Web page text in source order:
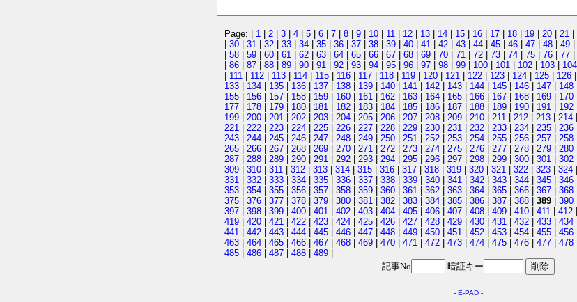
Page: | 1 | 2 | 3 | 4 | 5 | 6 | 7 | 8 | 9 | 10 | 11 | 12 | 13 | 14 | 15 | 16 | 17 | 18 | 19 | 20 | 21 |
| 30 | 31 | 32 | 33 | 34 | 35 | 36 | 37 | 38 | 39 | 40 | 41 | 42 | 43 | 44 | 45 | 46 | 47 | 48 | 49 |
| 58 | 59 | 60 | 61 | 62 | 63 | 64 | 65 | 66 | 67 | 68 | 69 | 70 | 71 | 72 | 73 | 74 | 75 | 76 | 77 |
| 86 | 87 | 88 | 89 | 90 | 91 | 92 | 93 | 94 | 95 | 96 | 97 | 98 | 99 | 100 | 101 | 102 | 103 | 104
| 111 | 112 | 113 | 114 | 115 | 116 | 117 | 118 | 119 | 120 | 121 | 122 | 123 | 124 | 125 | 126 |
133 | 134 | 135 | 136 | 137 | 138 | 139 | 140 | 141 | 142 | 143 | 144 | 145 | 146 | 147 | 148
155 | 156 | 157 | 158 | 159 | 160 | 161 | 162 | 163 | 164 | 165 | 166 | 167 | 168 | 169 | 170
177 | 178 | 179 | 180 | 181 | 182 | 183 | 184 | 185 | 186 | 187 | 188 | 189 | 190 | 191 | 192
199 | 200 | 201 | 202 | 203 | 204 | 205 | 206 | 207 | 208 | 209 | 210 | 211 | 212 | 213 | 214 |
221 | 222 | 223 | 224 | 225 | 226 | 227 | 228 | 229 | 230 | 231 | 232 | 233 | 234 | 235 | 236
243 | 244 | 245 | 246 | 247 | 248 | 249 | 250 | 251 | 252 | 253 | 254 | 255 | 256 | 257 | 258
265 | 266 | 267 | 268 | 269 | 270 | 271 | 272 | 273 | 274 | 275 | 276 | 277 | 278 | 279 | 280
287 | 288 | 289 | 290 | 291 | 292 | 293 | 294 | 295 | 296 | 297 | 298 | 299 | 300 | 301 | 302
309 | 310 | 311 | 312 | 313 | 314 | 315 | 316 | 317 | 318 | 319 | 320 | 321 | 322 | 323 | 324 |
331 | 332 | 333 | 334 | 335 | 336 | 337 | 338 | 339 | 340 | 341 | 342 | 343 | 344 | 345 | 346
353 | 354 | 355 | 356 | 357 | 358 | 359 | 360 | 361 | 362 | 363 | 364 | 365 | 366 | 367 | 368
375 | 376 | 377 | 378 | 379 | 380 | 381 | 382 | 383 | 384 | 385 | 386 | 387 | 388 | 389 | 390
397 | 398 | 399 | 400 | 401 | 402 | 403 | 404 | 405 | 406 | 407 | 408 | 409 | 410 | 411 | 412 |
419 | 420 | 421 | 422 | 423 | 424 | 425 | 426 | 427 | 428 | 429 | 430 | 431 | 432 | 433 | 434
441 | 442 | 443 | 444 | 445 | 446 | 447 | 448 | 449 | 450 | 451 | 452 | 453 | 454 | 455 | 456
463 | 464 | 465 | 466 | 467 | 468 | 469 | 470 | 471 | 472 | 473 | 474 | 475 | 476 | 477 | 478
485 | 486 | 487 | 488 | 489 |
記事No 暗証キー
- E-PAD -